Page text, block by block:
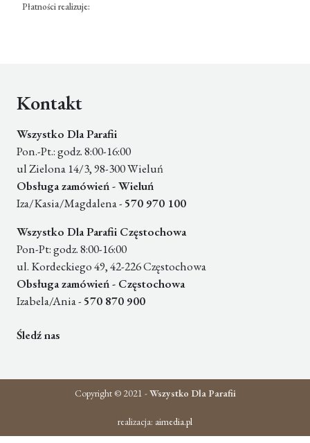
Płatności realizuje:
Kontakt
Wszystko Dla Parafii
Pon.-Pt.: godz. 8:00-16:00
ul Zielona 14/3, 98-300 Wieluń
Obsługa zamówień - Wieluń
Iza/Kasia/Magdalena - 570 970 100
Wszystko Dla Parafii Częstochowa
Pon-Pt: godz. 8:00-16:00
ul. Kordeckiego 49, 42-226 Częstochowa
Obsługa zamówień - Częstochowa
Izabela/Ania - 570 870 900
Śledź nas
Copyright © 2021 -Wszystko Dla Parafii
realizacja: aimedia.pl